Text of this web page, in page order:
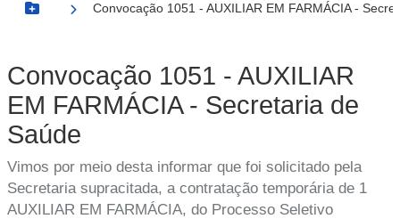
Botão Menu
Convocação 1051 - AUXILIAR EM FARMÁCIA -
Convocação 1051 - AUXILIAR
EM FARMÁCIA - Secretaria de
Saúde
Vimos por meio desta informar que foi solicitado pela
Secretaria supracitada, a contratação temporária de 1
AUXILIAR EM FARMÁCIA, do Processo Seletivo